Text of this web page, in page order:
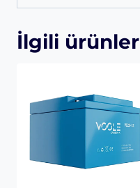
İlgili ürünler